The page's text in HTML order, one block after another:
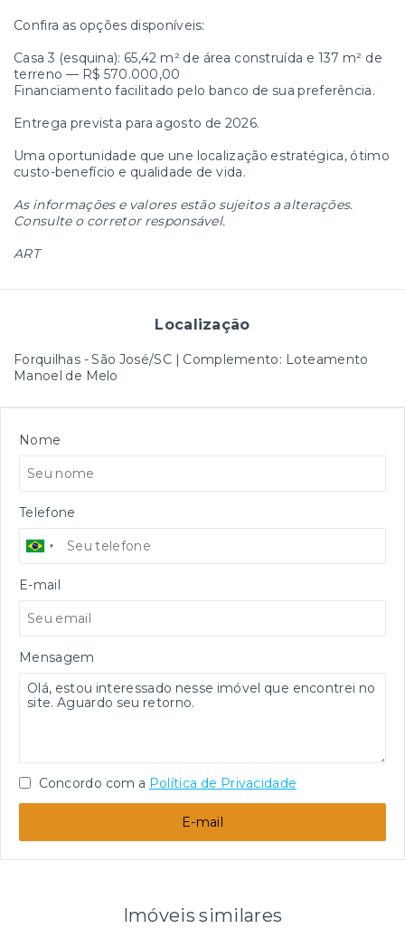
Confira as opções disponíveis:
Casa 3 (esquina): 65,42 m² de área construída e 137 m² de
terreno — R$ 570.000,00
Financiamento facilitado pelo banco de sua preferência.
Entrega prevista para agosto de 2026.
Uma oportunidade que une localização estratégica, ótimo
custo-benefício e qualidade de vida.
As informações e valores estão sujeitos a alterações.
Consulte o corretor responsável.
ART
Localização
Forquilhas - São José/SC | Complemento: Loteamento
Manoel de Melo
Nome
Telefone
E-mail
Mensagem
Concordo com a Política de Privacidade
E-mail
Imóveis similares